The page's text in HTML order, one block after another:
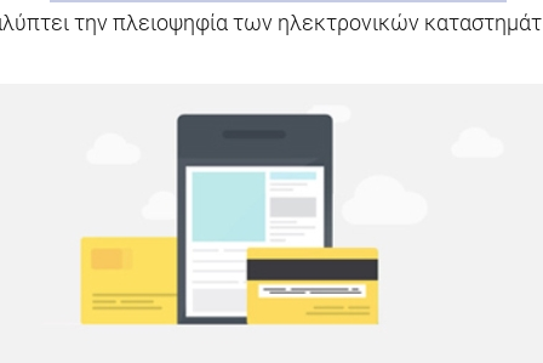
την πλειοψηφία των ηλεκτρονικών